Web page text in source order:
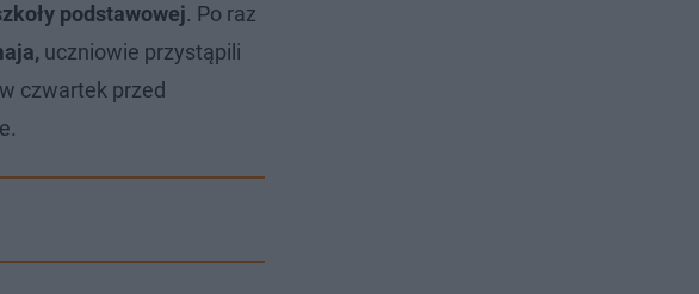
podstawowej. Po raz
uczniowie przystąpili
czwartek przed